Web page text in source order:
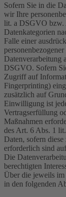
Sofern Sie in die
wir Ihre
lit. a DSGVO bzw.
Datenkategorien
Falle einer
Datenverarbeitung
DSGVO. Sofern
Zugriff auf
Fingerprinting)
zusätzlich auf
Einwilligung ist
Vertragserfüllung
Maßnahmen
des Art. 6 Abs. 1
Daten, sofern
erforderlich sind
Die
berechtigten
Über die jeweils
in den folgenden